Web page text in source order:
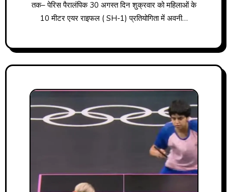
तक– पेरिस पैरालंपिक 30 अगस्त दिन शुक्रवार को महिलाओं के
10 मीटर एयर राइफल ( SH-1) प्रतियोगिता में अवनी…